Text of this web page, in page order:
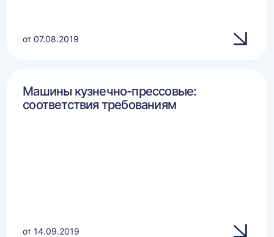
от 07.08.2019
Машины кузнечно-прессовые:
соответствия требованиям
от 14.09.2019